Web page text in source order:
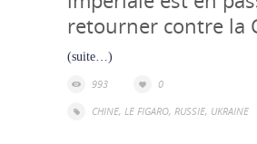
retourner contre la
(suite…)
993
0
CHINE, LE FIGARO, RUSSIE, UKRAINE